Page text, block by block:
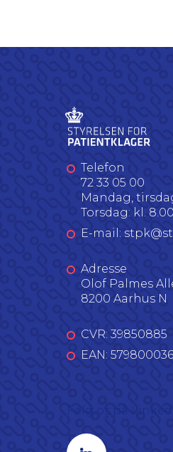
Telefon
72 33 05 00
Mandag,
Torsdag: kl.
E-mail:
Adresse
Olof Palmes
8200 Aarhus N
CVR: 39850885
EAN:
Linkedin profil